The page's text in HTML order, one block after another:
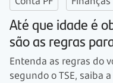
Até que idade é
são as regras
Entenda as regras do
segundo o TSE, saiba